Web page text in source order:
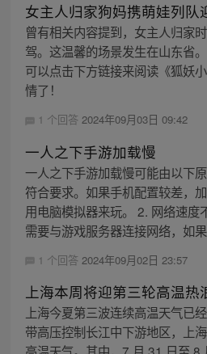
女主人归家狗妈携萌娃列队
曾有相关内容提到，女主人归家
驾。这温馨的场景发生在山东省
可以点击下方链接来阅读《狐妖
情了！
1 个回答 2024年09月03日 09:42
一人之下手游加载慢
一人之下手游加载慢可能由以下
符合要求。如果手机配置较差，
用电脑模拟器来玩。 2. 网络速度
需要与游戏服务器连接网络，如
1 个回答 2024年09月02日 23:57
上海本周将迎第三轮高温热
上海今夏第三波连续高温天气已
带高压控制长江中下游地区，上